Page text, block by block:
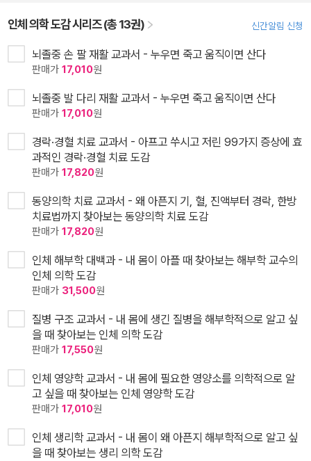
인체 의학 도감 시리즈 (총 13권) 신간알림 신청
뇌졸중 손 팔 재활 교과서 - 누우면 죽고 움직이면 산다
판매가 17,010원
뇌졸중 발 다리 재활 교과서 - 누우면 죽고 움직이면 산다
판매가 17,010원
경락·경혈 치료 교과서 - 아프고 쑤시고 저린 99가지 증상에 효
과적인 경락·경혈 치료 도감
판매가 17,820원
동양의학 치료 교과서 - 왜 아픈지 기, 혈, 진액부터 경락, 한방
치료법까지 찾아보는 동양의학 치료 도감
판매가 17,820원
인체 해부학 대백과 - 내 몸이 아플 때 찾아보는 해부학 교수의
인체 의학 도감
판매가 31,500원
질병 구조 교과서 - 내 몸에 생긴 질병을 해부학적으로 알고 싶
을 때 찾아보는 인체 의학 도감
판매가 17,550원
인체 영양학 교과서 - 내 몸에 필요한 영양소를 의학적으로 알
고 싶을 때 찾아보는 인체 영양학 도감
판매가 17,010원
인체 생리학 교과서 - 내 몸이 왜 아픈지 해부학적으로 알고 싶
을 때 찾아보는 생리 의학 도감